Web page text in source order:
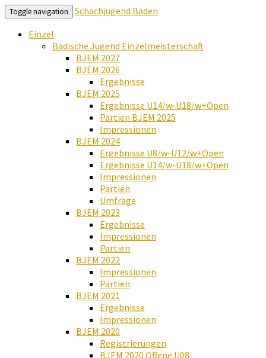
Toggle navigation
Schachjugend Baden
Einzel
Badische Jugend Einzelmeisterschaft
BJEM 2027
BJEM 2026
Ergebnisse
BJEM 2025
Ergebnisse U14/w-U18/w+Open
Partien BJEM 2025
Impressionen
BJEM 2024
Ergebnisse U8/w-U12/w+Open
Ergebnisse U14/w-U18/w+Open
Impressionen
Partien
Umfrage
BJEM 2023
Ergebnisse
Impressionen
Partien
BJEM 2022
Impressionen
Partien
BJEM 2021
Ergebnisse
Impressionen
BJEM 2020
Registrierungen
BJEM 2020 Offene U08-